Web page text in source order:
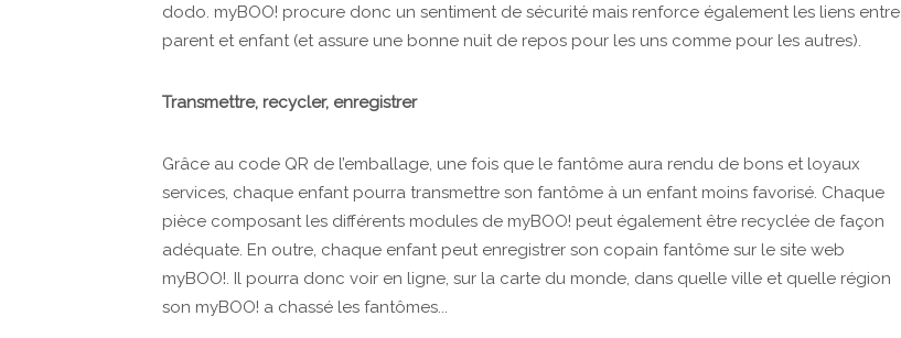
dodo. myBOO! procure donc un sentiment de sécurité mais renforce également les liens entre
parent et enfant (et assure une bonne nuit de repos pour les uns comme pour les autres).
Transmettre, recycler, enregistrer
Grâce au code QR de l’emballage, une fois que le fantôme aura rendu de bons et loyaux
services, chaque enfant pourra transmettre son fantôme à un enfant moins favorisé. Chaque
pièce composant les différents modules de myBOO! peut également être recyclée de façon
adéquate. En outre, chaque enfant peut enregistrer son copain fantôme sur le site web
myBOO!. Il pourra donc voir en ligne, sur la carte du monde, dans quelle ville et quelle région
son myBOO! a chassé les fantômes...